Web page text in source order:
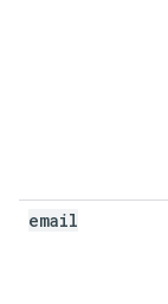
email